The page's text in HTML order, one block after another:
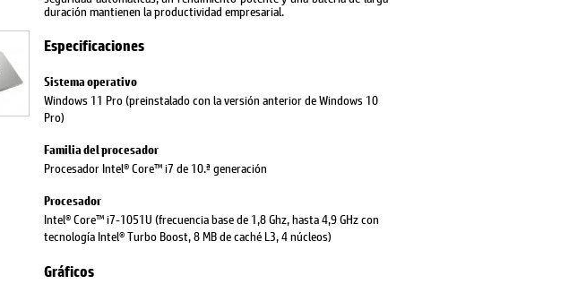
duración mantienen la productividad empresarial.
Especificaciones
Sistema operativo
Windows 11 Pro (preinstalado con la versión anterior de Windows 10
Pro)
Familia del procesador
Procesador Intel® Core™ i7 de 10.ª generación
Procesador
Intel® Core™ i7-1051U (frecuencia base de 1,8 Ghz, hasta 4,9 GHz con
tecnología Intel® Turbo Boost, 8 MB de caché L3, 4 núcleos)
Gráficos